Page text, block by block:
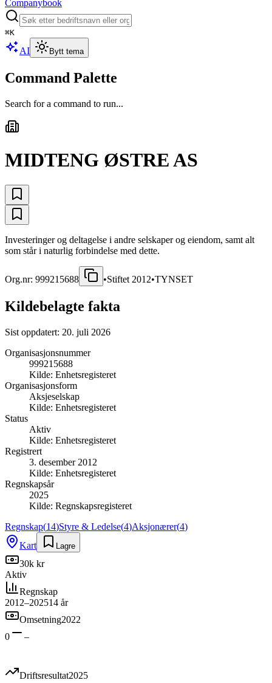
Companybook
⌘K
AI Bytt tema
Command Palette
Search for a command to run...
MIDTENG ØSTRE AS
Investeringer og deltagelse i andre selskaper og eiendom, samt alt
som står i naturlig forbindelse med dette.
Org.nr: 999215688 •Stiftet 2012•TYNSET
Kildebelagte fakta
Sist oppdatert: 20. juli 2026
Organisasjonsnummer
999215688
Kilde: Enhetsregisteret
Organisasjonsform
Aksjeselskap
Kilde: Enhetsregisteret
Status
Aktiv
Kilde: Enhetsregisteret
Registrert
3. desember 2012
Kilde: Enhetsregisteret
Regnskapsår
2025
Kilde: Regnskapsregisteret
Regnskap(14)Styre & Ledelse(4)Aksjonærer(4)
Kart
Lagre
30k kr
Aktiv
Regnskap
2012–202514 år
Omsetning2022
0
–
Driftsresultat2025